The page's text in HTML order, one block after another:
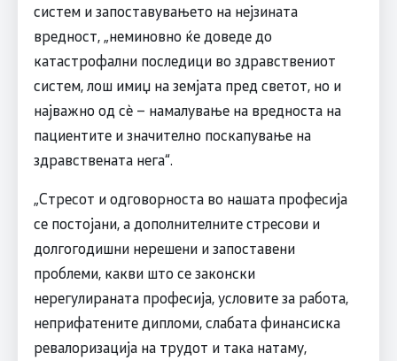
систем и запоставувањето на нејзината
вредност, „неминовно ќе доведе до
катастрофални последици во здравствениот
систем, лош имиџ на земјата пред светот, но и
најважно од сѐ – намалување на вредноста на
пациентите и значително поскапување на
здравствената нега“.
„Стресот и одговорноста во нашата професија
се постојани, а дополнителните стресови и
долгогодишни нерешени и запоставени
проблеми, какви што се законски
нерегулираната професија, условите за работа,
неприфатените дипломи, слабата финансиска
ревалоризација на трудот и така натаму,